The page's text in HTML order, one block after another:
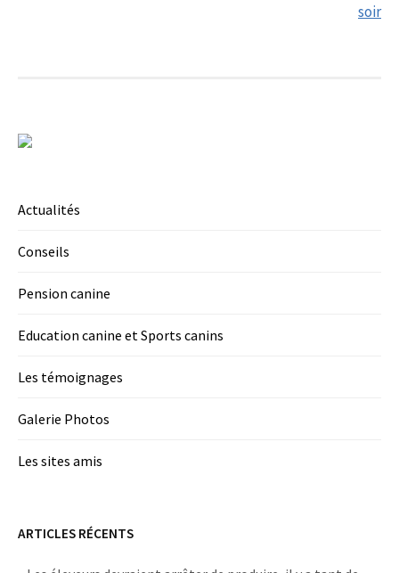
soir
Actualités
Conseils
Pension canine
Education canine et Sports canins
Les témoignages
Galerie Photos
Les sites amis
ARTICLES RÉCENTS